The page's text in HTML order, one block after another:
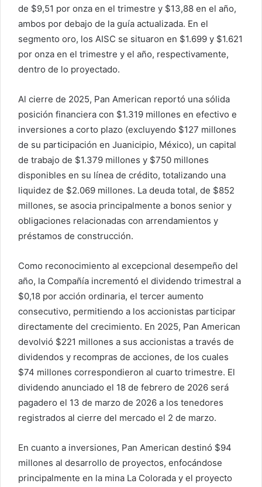
de $9,51 por onza en el trimestre y $13,88 en el año,
ambos por debajo de la guía actualizada. En el
segmento oro, los AISC se situaron en $1.699 y $1.621
por onza en el trimestre y el año, respectivamente,
dentro de lo proyectado.
Al cierre de 2025, Pan American reportó una sólida
posición financiera con $1.319 millones en efectivo e
inversiones a corto plazo (excluyendo $127 millones
de su participación en Juanicipio, México), un capital
de trabajo de $1.379 millones y $750 millones
disponibles en su línea de crédito, totalizando una
liquidez de $2.069 millones. La deuda total, de $852
millones, se asocia principalmente a bonos senior y
obligaciones relacionadas con arrendamientos y
préstamos de construcción.
Como reconocimiento al excepcional desempeño del
año, la Compañía incrementó el dividendo trimestral a
$0,18 por acción ordinaria, el tercer aumento
consecutivo, permitiendo a los accionistas participar
directamente del crecimiento. En 2025, Pan American
devolvió $221 millones a sus accionistas a través de
dividendos y recompras de acciones, de los cuales
$74 millones correspondieron al cuarto trimestre. El
dividendo anunciado el 18 de febrero de 2026 será
pagadero el 13 de marzo de 2026 a los tenedores
registrados al cierre del mercado el 2 de marzo.
En cuanto a inversiones, Pan American destinó $94
millones al desarrollo de proyectos, enfocándose
principalmente en la mina La Colorada y el proyecto